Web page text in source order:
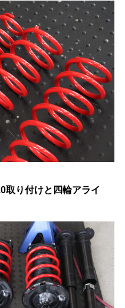
取り付けと四輪アライ